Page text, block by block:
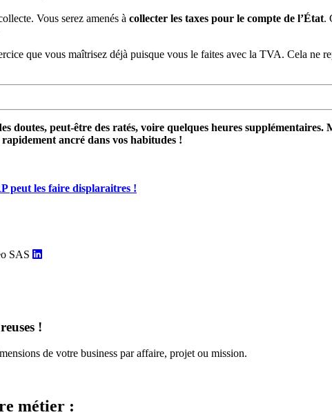
Vous serez amenés à collecter les taxes pour le compte de l’État.
que vous maîtrisez déjà puisque vous le faites avec la TVA. Cela ne
peut-être des ratés, voire quelques heures supplémentaires.
ancré dans vos habitudes !
peut les faire displaraitres !
SAS
!
de votre business par affaire, projet ou mission.
métier :